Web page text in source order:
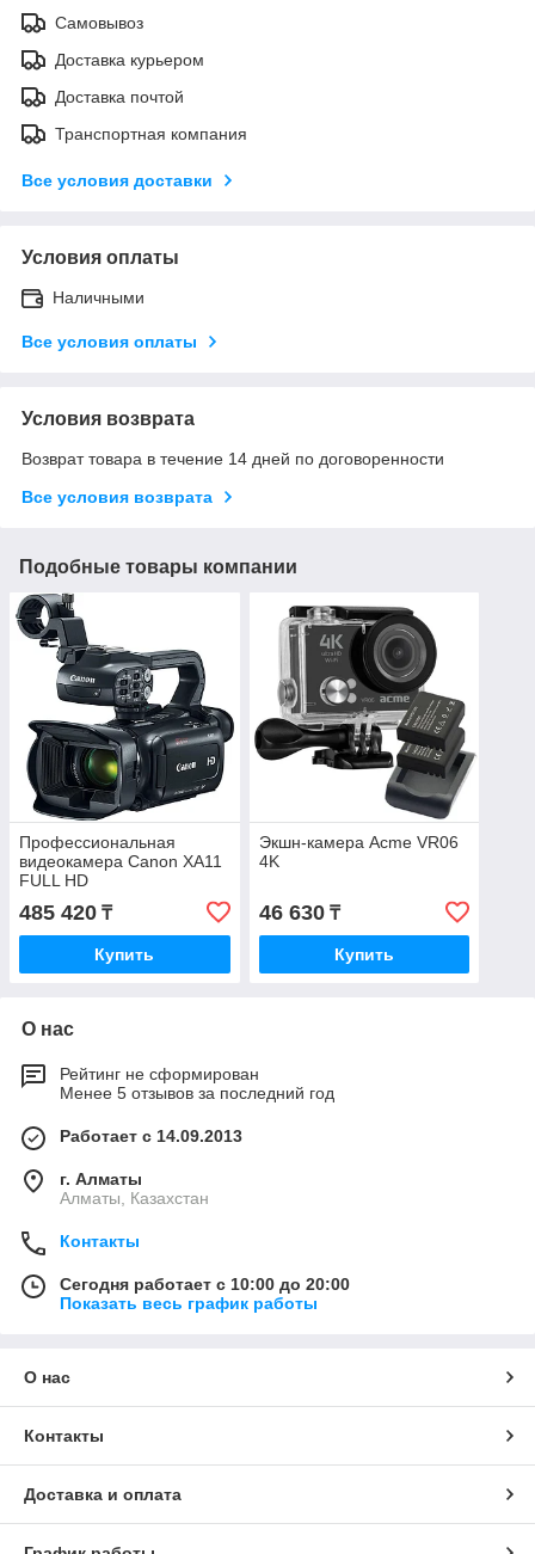
Самовывоз
Доставка курьером
Доставка почтой
Транспортная компания
Все условия доставки
Условия оплаты
Наличными
Все условия оплаты
Условия возврата
Возврат товара в течение 14 дней по договоренности
Все условия возврата
Подобные товары компании
Профессиональная
видеокамера Canon XA11
FULL HD
485 420 ₸
Купить
Экшн-камера Acme VR06
4K
46 630₸
Купить
О нас
Рейтинг не сформирован
Менее 5 отзывов за последний год
Работает с 14.09.2013
г. Алматы
Алматы, Казахстан
Контакты
Сегодня работает с 10:00 до 20:00
Показать весь график работы
О нас
Контакты
Доставка и оплата